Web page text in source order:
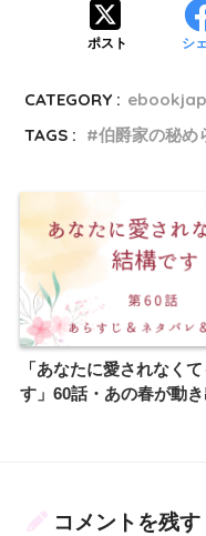
ポスト シ
CATEGORY :
TAGS :
伯爵家の秘め
「あなたに愛されなく
す」60話・あの春が動
コメントを残す